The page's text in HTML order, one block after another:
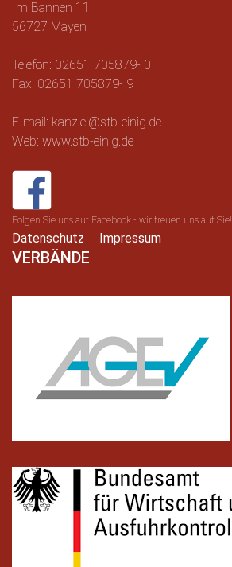
Im Bannen 11
56727 Mayen
Telefon: 02651 705879- 0
Fax: 02651 705879- 9
E-mail: kanzlei@stb-einig.de
Web: www.stb-einig.de
Folgen Sie uns auf Facebook - wir freuen uns auf Sie!
Datenschutz Impressum
VERBÄNDE